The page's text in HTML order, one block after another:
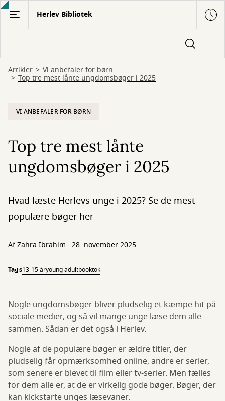
Gå
hovedindhold
Herlev Bibliotek
Artikler Vi anbefaler for børn
Top tre mest lånte ungdomsbøger i 2025
VI ANBEFALER FOR BØRN
Top tre mest lånte
ungdomsbøger i 2025
Hvad læste Herlevs unge i 2025? Se de mest
populære bøger her
AfZahra Ibrahim 28. november 2025
Tags13-15 åryoung adultbooktok
Nogle ungdomsbøger bliver pludselig et kæmpe hit på
sociale medier, og så vil mange unge læse dem alle
sammen. Sådan er det også i Herlev.
Nogle af de populære bøger er ældre titler, der
pludselig får opmærksomhed online, andre er serier,
som senere er blevet til film eller tv-serier. Men fælles
for dem alle er, at de er virkelig gode bøger. Bøger, der
kan kickstarte unges læsevaner.